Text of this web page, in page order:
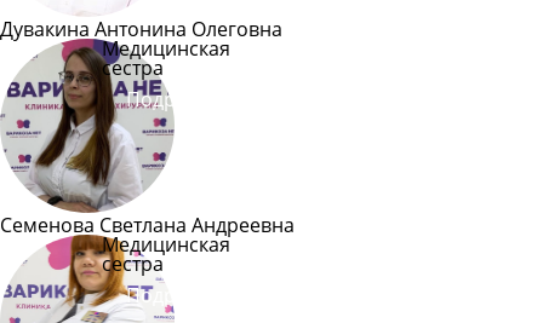
Дувакина Антонина Олеговна
Медицинская
сестра
Подробнее
Семенова Светлана Андреевна
Медицинская
сестра
Подробнее